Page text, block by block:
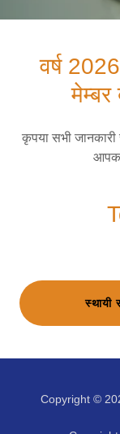
वर्ष
कृपया सभी
आपका
स्थायी
Copyright ©